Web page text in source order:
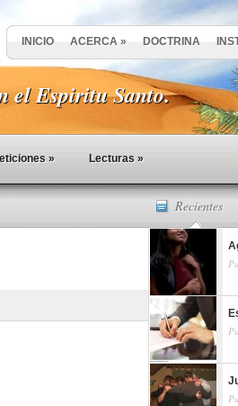
INICIO ACERCA » DOCTRINA
el Espiritu Santo.
» Lecturas »
Recientes